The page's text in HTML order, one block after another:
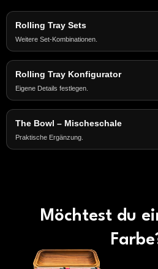
Rolling Tray Sets
Weitere Set-Kombinationen.
Rolling Tray Konfigurator
Eigene Details festlegen.
The Bowl – Mischeschale
Praktische Ergänzung.
Möchtest du